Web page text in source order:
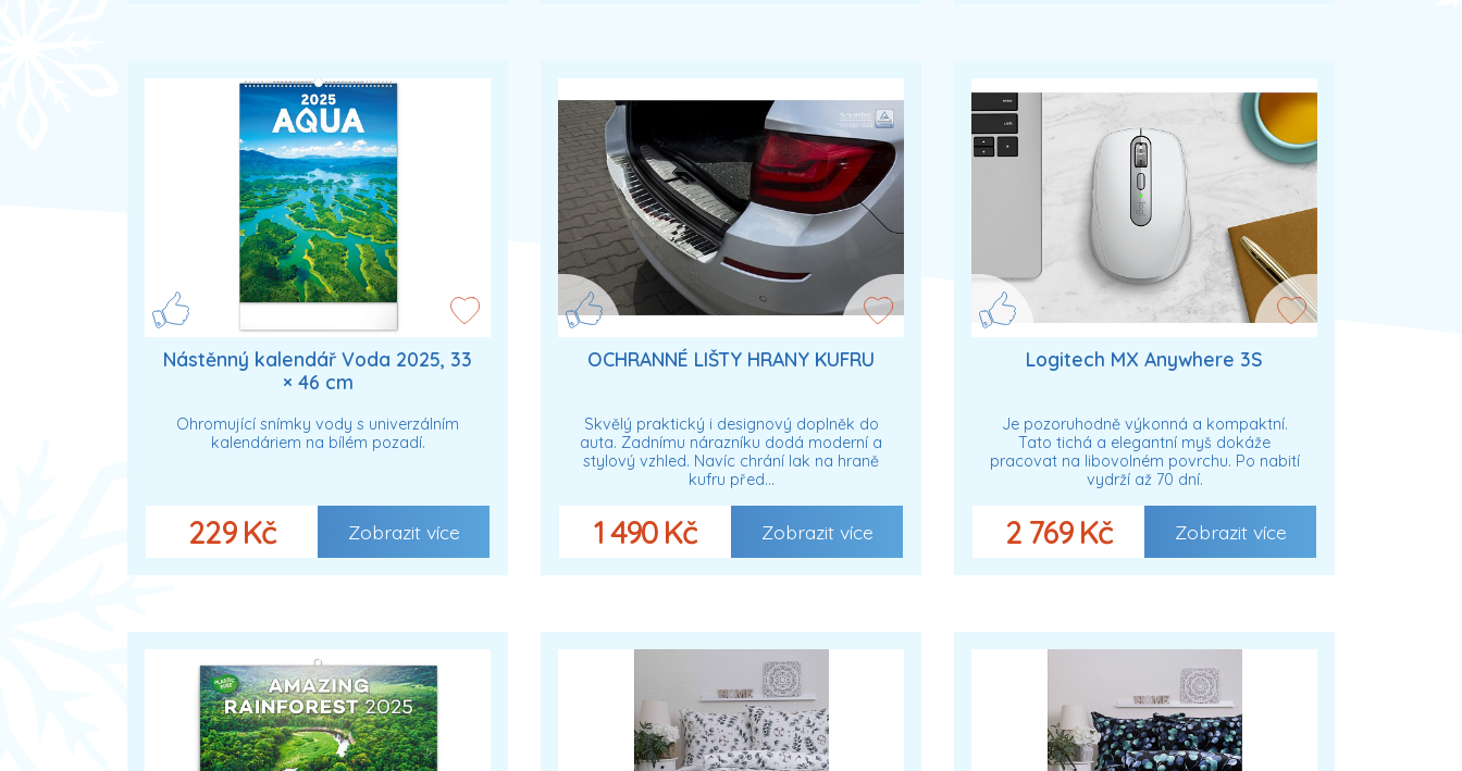
Nástěnný kalendář Voda 2025, 33
× 46 cm
Ohromující snímky vody s univerzálním
kalendáriem na bílém pozadí.
229 Kč Zobrazit více
OCHRANNÉ LIŠTY HRANY KUFRU
Skvělý praktický i designový doplněk do
auta. Zadnímu nárazníku dodá moderní a
stylový vzhled. Navíc chrání lak na hraně
kufru před…
1 490 Kč Zobrazit více
Logitech MX Anywhere 3S
Je pozoruhodně výkonná a kompaktní.
Tato tichá a elegantní myš dokáže
pracovat na libovolném povrchu. Po nabití
vydrží až 70 dní.
2 769 Kč Zobrazit více